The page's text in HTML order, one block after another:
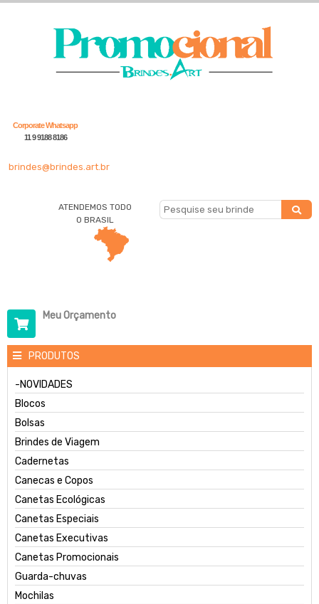
Corporate Whatsapp
11 9 9188 8186
brindes@brindes.art.br
ATENDEMOS TODO
O BRASIL
Meu Orçamento
PRODUTOS
-NOVIDADES
Blocos
Bolsas
Brindes de Viagem
Cadernetas
Canecas e Copos
Canetas Ecológicas
Canetas Especiais
Canetas Executivas
Canetas Promocionais
Guarda-chuvas
Mochilas